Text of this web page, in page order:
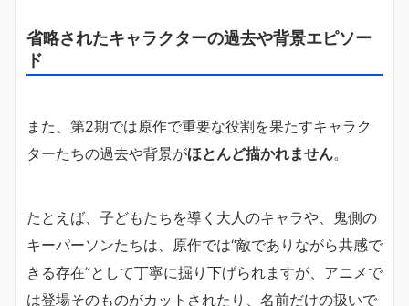
省略されたキャラクターの過去や背景エピソー
ド
また、第2期では原作で重要な役割を果たすキャラク
ターたちの過去や背景がほとんど描かれません。
たとえば、子どもたちを導く大人のキャラや、鬼側の
キーパーソンたちは、原作では“敵でありながら共感で
きる存在”として丁寧に掘り下げられますが、アニメで
は登場そのものがカットされたり、名前だけの扱いで